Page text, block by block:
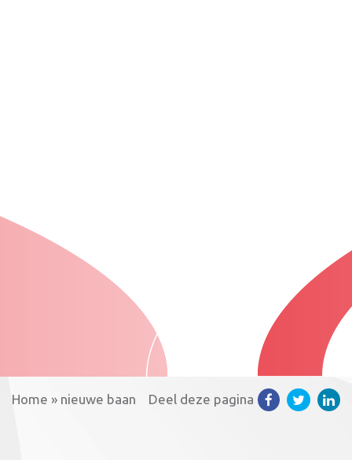
Home » nieuwe baan Deel deze pagina